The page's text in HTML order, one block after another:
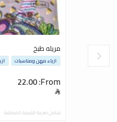
مريله طبخ
From:
22.00
ازياء مهن ومناسبات
شامل ضريبة القيمة المضافة